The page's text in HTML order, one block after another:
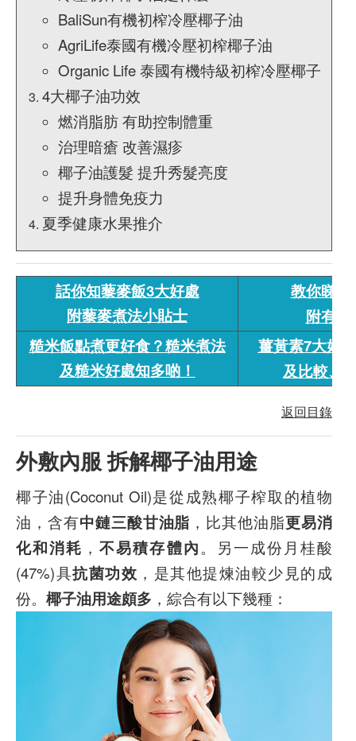
BaliSun有機初榨冷壓椰子油
AgriLife泰國有機冷壓初榨椰子油
Organic Life 泰國有機特級初榨冷壓椰子
4大椰子油功效
燃消脂肪 有助控制體重
治理暗瘡 改善濕疹
椰子油護髮 提升秀髮亮度
提升身體免疫力
夏季健康水果推介
話你知藜麥飯3大好處
附藜麥煮法小貼士
教你睇
附有
糙米飯點煮更好食？糙米煮法
及糙米好處知多啲！
薑黃素7大好
及比較、
返回目錄
外敷內服 拆解椰子油用途
椰子油(Coconut Oil)是從成熟椰子榨取的植物
油，含有中鏈三酸甘油脂 ，比其他油脂更易消
化和消耗 ，不易積存體內。另一成份月桂酸
(47%)具抗菌功效 ，是其他提煉油較少見的成
份。 椰子油用途頗多 ，綜合有以下幾種：